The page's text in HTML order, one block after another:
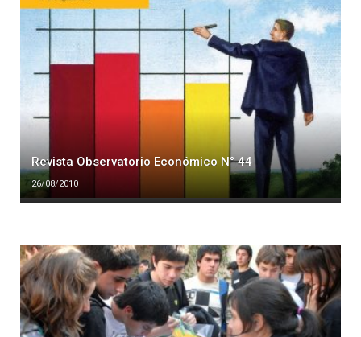
Revista Observatorio Económico N° 44
26/08/2010